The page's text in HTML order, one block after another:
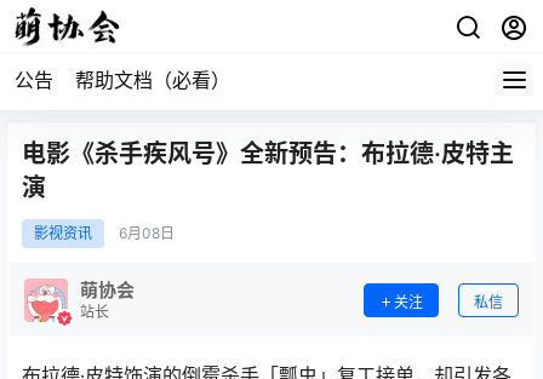
公告 帮助文档（必看）
电影《杀手疾风号》全新预告：布拉德·皮特主
演
影视资讯 6月 08日
萌协会
站长
关注 私信